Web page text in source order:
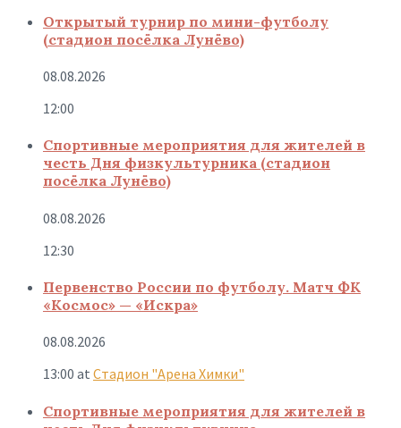
Открытый турнир по мини-футболу
(стадион посёлка Лунёво)
08.08.2026
12:00
Спортивные мероприятия для жителей в
честь Дня физкультурника (стадион
посёлка Лунёво)
08.08.2026
12:30
Первенство России по футболу. Матч ФК
«Космос» — «Искра»
08.08.2026
13:00 at Стадион "Арена Химки"
Спортивные мероприятия для жителей в